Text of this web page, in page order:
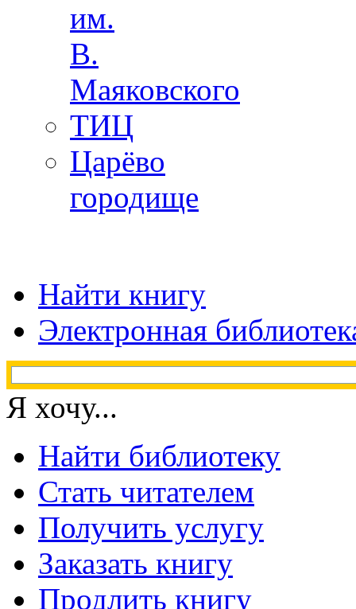
им.
В.
Маяковского
ТИЦ
Царёво
городище
Найти книгу
Электронная
Я хочу...
Найти библиотеку
Стать читателем
Получить услугу
Заказать книгу
Продлить книгу